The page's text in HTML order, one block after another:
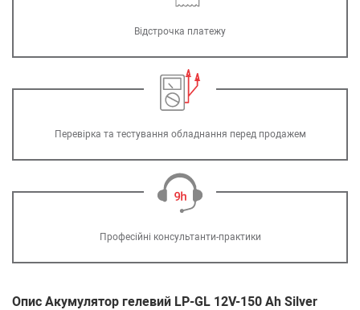
Відстрочка платежу
Перевірка та тестування обладнання перед продажем
Професійні консультанти-практики
Опис Акумулятор гелевий LP-GL 12V-150 Ah Silver